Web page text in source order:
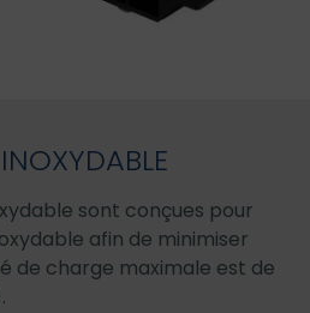
sont conçues pour
afin de minimiser
de charge maximale est de